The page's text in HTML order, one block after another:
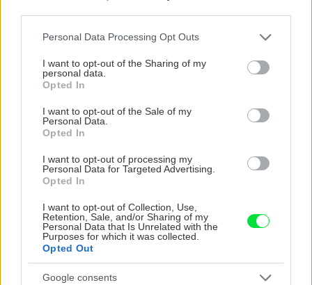
Please note that this website/app uses one or more Google
not limited to your visit or usage behaviour. You may click to
grant or deny consent to Google and its third-party tags to
use your data for below specified purposes in below Google
consent section.
Personal Data Processing Opt Outs
I want to opt-out of the Sharing of my
personal data.
Opted In
I want to opt-out of the Sale of my
Personal Data.
Opted In
I want to opt-out of processing my
Personal Data for Targeted Advertising.
Opted In
I want to opt-out of Collection, Use,
Retention, Sale, and/or Sharing of my
Personal Data that Is Unrelated with the
Purposes for which it was collected.
Opted Out
Google consents
Záhrada
záhrade? V jednej ruke
osivo na výsev zeleniny a
Môžeme pestovať koleusy
aj v záhrade? Odpovedá
skúsená záhradníčka
KOMENTÁRE